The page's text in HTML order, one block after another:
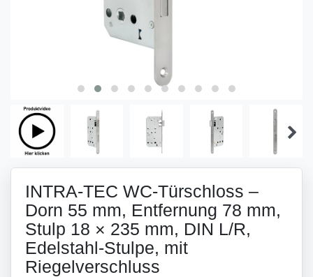
INTRA-TEC WC-Türschloss –
Dorn 55 mm, Entfernung 78 mm,
Stulp 18 × 235 mm, DIN L/R,
Edelstahl-Stulpe, mit
Riegelverschluss